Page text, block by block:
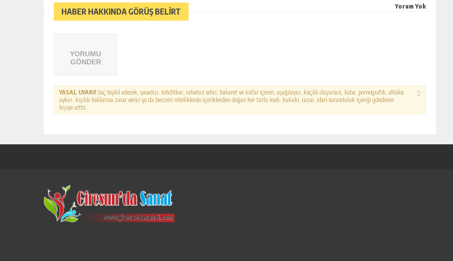
HABER HAKKINDA GÖRÜŞ BELİRT
Yorum Yok
YORUMU
GÖNDER
YASAL UYARI! Suç teşkil edecek, yasadışı, tehditkar, rahatsız edici, hakaret ve küfür içeren, aşağılayıcı, küçük düşürücü, kaba, pornografik, ahlaka
aykırı, kişilik haklarına zarar verici ya da benzeri niteliklerde içeriklerden doğan her türlü mali, hukuki, cezai, idari sorumluluk içeriği gönderen
kişiye aittir.